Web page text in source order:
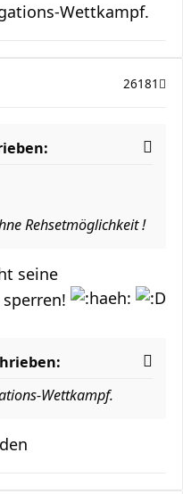
Wettkampf.
26181
Rehsetmöglichkeit !
seine
Wettkampf.